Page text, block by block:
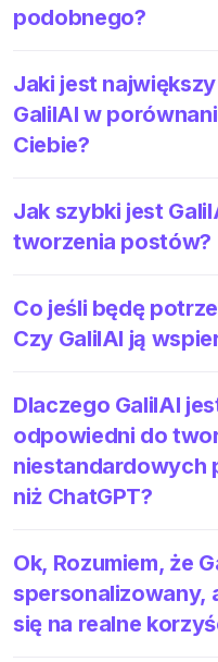
podobnego?
Jaki jest
GalilAI w
Ciebie?
Jak szybki jest
tworzenia postów?
Co jeśli będę
Czy GalilAI ją
Dlaczego GalilAI
odpowiedni do
niestandardowych
niż ChatGPT?
Ok, Rozumiem, że
spersonalizowany,
się na realne